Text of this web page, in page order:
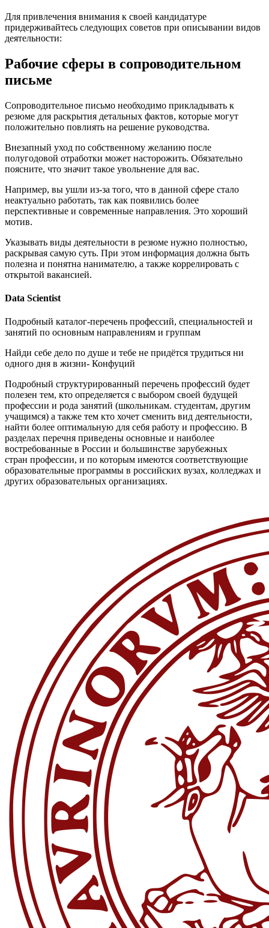
Для привлечения внимания к своей кандидатуре
придерживайтесь следующих советов при описывании видов
деятельности:
Рабочие сферы в сопроводительном
письме
Сопроводительное письмо необходимо прикладывать к
резюме для раскрытия детальных фактов, которые могут
положительно повлиять на решение руководства.
Внезапный уход по собственному желанию после
полугодовой отработки может насторожить. Обязательно
поясните, что значит такое увольнение для вас.
Например, вы ушли из-за того, что в данной сфере стало
неактуально работать, так как появились более
перспективные и современные направления. Это хороший
мотив.
Указывать виды деятельности в резюме нужно полностью,
раскрывая самую суть. При этом информация должна быть
полезна и понятна нанимателю, а также коррелировать с
открытой вакансией.
Data Scientist
Подробный каталог-перечень профессий, специальностей и
занятий по основным направлениям и группам
Найди себе дело по душе и тебе не придётся трудиться ни
одного дня в жизни- Конфуций
Подробный структурированный перечень профессий будет
полезен тем, кто определяется с выбором своей будущей
профессии и рода занятий (школьникам. студентам, другим
учащимся) а также тем кто хочет сменить вид деятельности,
найти более оптимальную для себя работу и профессию. В
разделах перечня приведены основные и наиболее
востребованные в России и большинстве зарубежных
стран профессии, и по которым имеются соответствующие
образовательные программы в российских вузах, колледжах и
других образовательных организациях.